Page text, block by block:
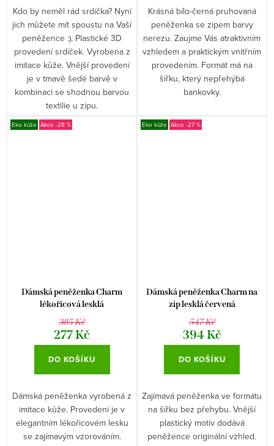
Kdo by neměl rád srdíčka? Nyní
jich můžete mít spoustu na Vaší
peněžence :). Plastické 3D
provedení srdíček. Vyrobena z
imitace kůže. Vnější provedení
je v tmavě šedé barvě v
kombinaci se shodnou barvou
textilie u zipu.
Krásná bílo-černá pruhovaná
peněženka se zipem barvy
nerezu. Zaujme Vás atraktivním
vzhledem a praktickým vnitřním
provedením. Formát má na
šířku, který nepřehýbá
bankovky.
Eko kůže -28 %
Dámská peněženka Charm
lékořicová lesklá
385 Kč
277 Kč
DO KOŠÍKU
Dámská peněženka vyrobená z
imitace kůže. Provedení je v
elegantním lékořicovém lesku
se zajímavým vzorováním.
Eko kůže -27 %
Dámská peněženka Charm na
zip lesklá červená
547 Kč
394 Kč
DO KOŠÍKU
Zajímavá peněženka ve formátu
na šířku bez přehybu. Vnější
plastický motiv dodává
peněžence originální vzhled.